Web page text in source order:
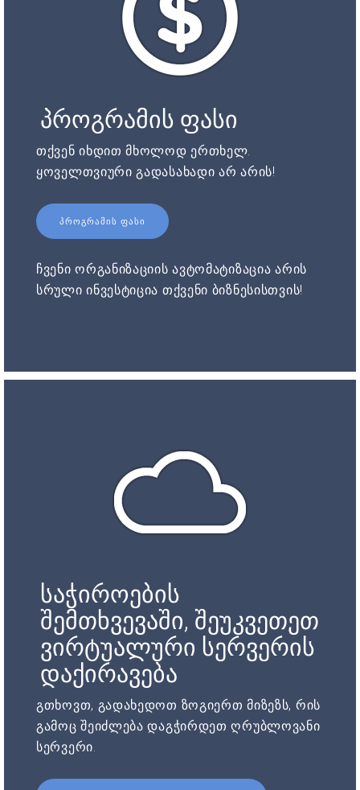
პროგრამის ფასი
თქვენ იხდით მხოლოდ ერთხელ.
ყოველთვიური გადასახადი არ არის!
ᲞᲠᲝᲒᲠᲐᲛᲘᲡ ᲤᲐᲡᲘ
ჩვენი ორგანიზაციის ავტომატიზაცია არის
სრული ინვესტიცია თქვენი ბიზნესისთვის!
საჭიროების
შემთხვევაში, შეუკვეთეთ
ვირტუალური სერვერის
დაქირავება
გთხოვთ, გადახედოთ ზოგიერთ მიზეზს, რის
გამოც შეიძლება დაგჭირდეთ ღრუბლოვანი
სერვერი.